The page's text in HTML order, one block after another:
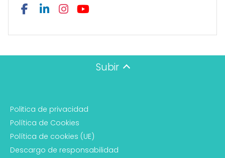
Subir
Politica de privacidad
Política de Cookies
Política de cookies (UE)
Descargo de responsabilidad